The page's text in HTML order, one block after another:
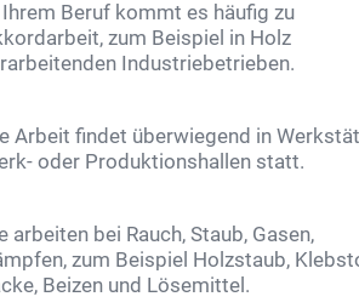
Ihrem Beruf kommt es häufig zu
zum Beispiel in Holz
Industriebetrieben.
Arbeit findet überwiegend in
oder Produktionshallen statt.
arbeiten bei Rauch, Staub, Gasen,
zum Beispiel Holzstaub,
Beizen und Lösemittel.